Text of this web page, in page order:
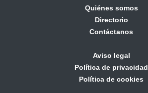
Quiénes somos
Directorio
Contáctanos
Aviso legal
Política de privacidad
Política de cookies